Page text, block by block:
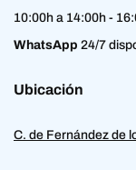
10:00h a 14:00h -
WhatsApp 24/7
Ubicación
C. de Fernández de